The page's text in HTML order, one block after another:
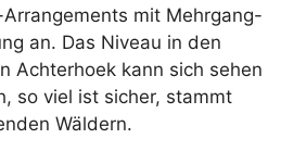
mit Mehrgang-
an. Das Niveau in den
Achterhoek kann sich sehen
so viel ist sicher, stammt
Wäldern.